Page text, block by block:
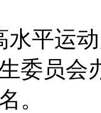
平运动
委员会
。